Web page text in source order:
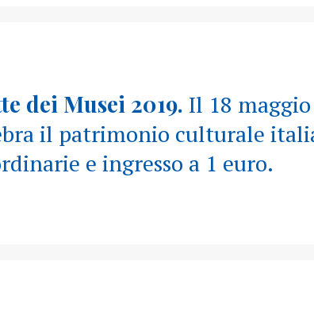
dei Musei 2019. Il 18 maggio
il patrimonio culturale
e ingresso a 1 euro.